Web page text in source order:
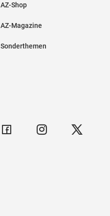
AZ-Shop
AZ-Magazine
Sonderthemen